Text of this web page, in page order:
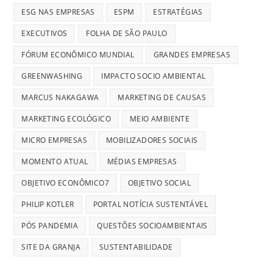
ESG NAS EMPRESAS ESPM ESTRATÉGIAS
EXECUTIVOS FOLHA DE SÃO PAULO
FÓRUM ECONÔMICO MUNDIAL GRANDES EMPRESAS
GREENWASHING IMPACTO SOCIO AMBIENTAL
MARCUS NAKAGAWA MARKETING DE CAUSAS
MARKETING ECOLÓGICO MEIO AMBIENTE
MICRO EMPRESAS MOBILIZADORES SOCIAIS
MOMENTO ATUAL MÉDIAS EMPRESAS
OBJETIVO ECONÔMICO7 OBJETIVO SOCIAL
PHILIP KOTLER PORTAL NOTÍCIA SUSTENTÁVEL
PÓS PANDEMIA QUESTÕES SOCIOAMBIENTAIS
SITE DA GRANJA SUSTENTABILIDADE